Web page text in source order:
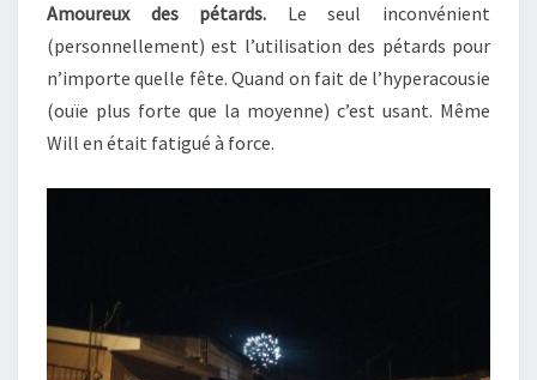
Amoureux des pétards. Le seul inconvénient
(personnellement) est l’utilisation des pétards pour
n’importe quelle fête. Quand on fait de l’hyperacousie
(ouïe plus forte que la moyenne) c’est usant. Même
Will en était fatigué à force.